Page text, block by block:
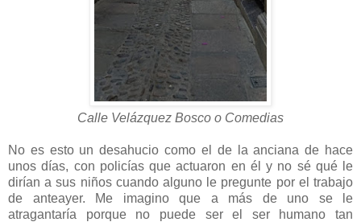
Calle Velázquez Bosco o Comedias
No es esto un desahucio como el de la anciana de hace
unos días, con policías que actuaron en él y no sé qué le
dirían a sus niños cuando alguno le pregunte por el trabajo
de anteayer. Me imagino que a más de uno se le
atragantaría porque no puede ser el ser humano tan